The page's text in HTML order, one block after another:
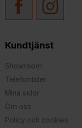
Kundtjänst
Showroom
Telefontider
Mina sidor
Om oss
Policy och cookies